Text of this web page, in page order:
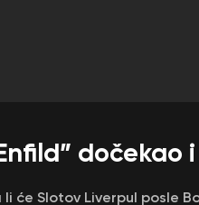
dočekao
li će Slotov Liverpul posle